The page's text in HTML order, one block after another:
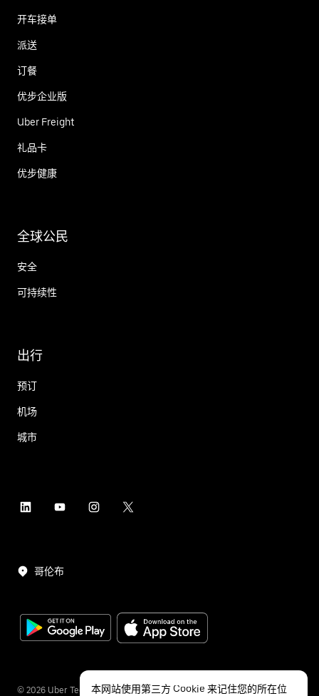
开车接单
派送
订餐
优步企业版
Uber Freight
礼品卡
优步健康
全球公民
安全
可持续性
出行
预订
机场
城市
哥伦布
© 2026 Uber Technologies Inc.
本网站使用第三方 Cookie 来记住您的所在位